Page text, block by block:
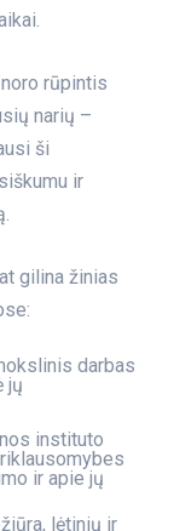
rūpintis
narių –
ši
ir
gilina žinias
darbas
jų
instituto
ir apie jų
lėtinių ir